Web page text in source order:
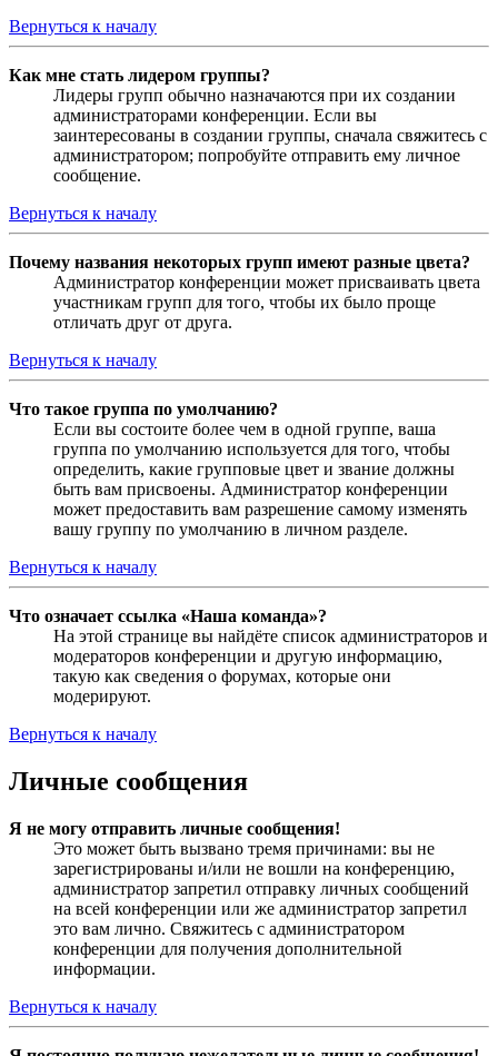
Вернуться к началу
Как мне стать лидером группы?
Лидеры групп обычно назначаются при их создании
администраторами конференции. Если вы
заинтересованы в создании группы, сначала свяжитесь с
администратором; попробуйте отправить ему личное
сообщение.
Вернуться к началу
Почему названия некоторых групп имеют разные цвета?
Администратор конференции может присваивать цвета
участникам групп для того, чтобы их было проще
отличать друг от друга.
Вернуться к началу
Что такое группа по умолчанию?
Если вы состоите более чем в одной группе, ваша
группа по умолчанию используется для того, чтобы
определить, какие групповые цвет и звание должны
быть вам присвоены. Администратор конференции
может предоставить вам разрешение самому изменять
вашу группу по умолчанию в личном разделе.
Вернуться к началу
Что означает ссылка «Наша команда»?
На этой странице вы найдёте список администраторов и
модераторов конференции и другую информацию,
такую как сведения о форумах, которые они
модерируют.
Вернуться к началу
Личные сообщения
Я не могу отправить личные сообщения!
Это может быть вызвано тремя причинами: вы не
зарегистрированы и/или не вошли на конференцию,
администратор запретил отправку личных сообщений
на всей конференции или же администратор запретил
это вам лично. Свяжитесь с администратором
конференции для получения дополнительной
информации.
Вернуться к началу